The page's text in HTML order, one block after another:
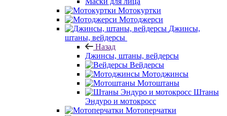
Мотокуртки
Мотоджерси
Джинсы,
штаны, вейдерсы
Назад
Джинсы, штаны, вейдерсы
Вейдерсы
Мотоджинсы
Мотоштаны
Штаны
Эндуро и мотокросс
Мотоперчатки